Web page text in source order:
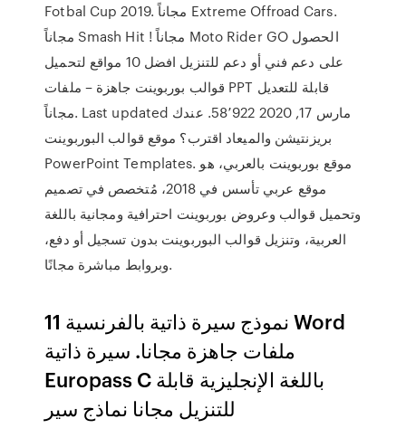
Fotbal Cup 2019. مجاناً Extreme Offrоad Cars.
مجاناً Smash Hit ! مجاناً Moto Rider GO الحصول
على دعم فني أو دعم للتنزيل افضل 10 مواقع لتحميل
قوالب بوربوينت جاهزة – ملفات PPT قابلة للتعديل
مجاناً. Last updated مارس 17, 2020 58٬922. عندك
بريزنتيشن والميعاد اقترب؟ موقع قوالب البوربوينت
PowerPoint Templates. موقع بوربوينت بالعربي، هو
موقع عربي تأسس في 2018، مُتخصص في تصميم
وتحميل قوالب وعروض بوربوينت احترافية ومجانية باللغة
العربية، وتنزيل قوالب البوربوينت بدون تسجيل أو دفع،
وبروابط مباشرة مجانًا.
11 نموذج سيرة ذاتية بالفرنسية Word
ملفات جاهزة مجانا. سيرة ذاتية
Europass C باللغة الإنجليزية قابلة
للتنزيل مجانا نماذج سير